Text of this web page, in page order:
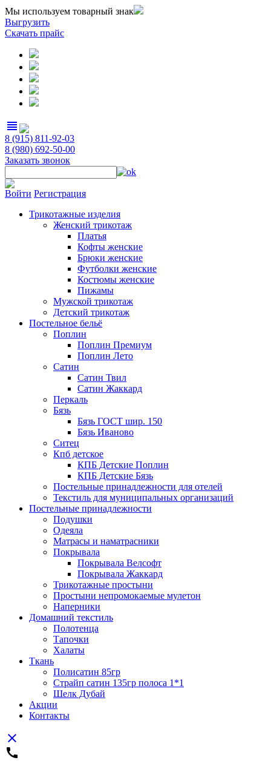
Мы используем товарный знак
Выгрузить
Скачать прайс
view_headline
8 (915) 811-92-03
8 (980) 692-50-00
Заказать звонок
Войти Регистрация
Трикотажные изделия
Женский трикотаж
Платья
Кофты женские
Брюки женские
Футболки женские
Костюмы женские
Пижамы
Мужской трикотаж
Детский трикотаж
Постельное бельё
Поплин
Поплин Премиум
Поплин Лето
Сатин
Сатин Твил
Сатин Жаккард
Перкаль
Бязь
Бязь ГОСТ шир. 150
Бязь Иваново
Ситец
Кпб детское
КПБ Детские Поплин
КПБ Детские Бязь
Постельные принадлежности для отелей
Текстиль для муниципальных организаций
Постельные принадлежности
Подушки
Одеяла
Матрасы и наматрасники
Покрывала
Покрывала Велсофт
Покрывала Жаккард
Трикотажные простыни
Простыни непромокаемые мулетон
Наперники
Домашний текстиль
Полотенца
Тапочки
Халаты
Ткань
Полисатин 85гр
Страйп сатин 135гр полоса 1*1
Шелк Дубай
Акции
Контакты
close
call